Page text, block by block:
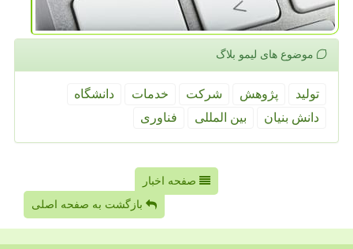
موضوع های لیمو بلاگ
تولید پژوهش شركت خدمات
دانشگاه
دانش بنیان
بین المللی فناوری
صفحه اخبار
بازگشت به صفحه اصلی